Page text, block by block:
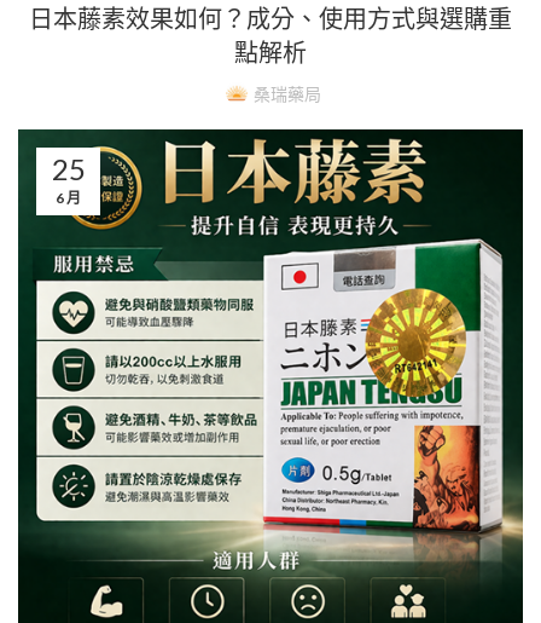
日本藤素效果如何？成分、使用方式與選購重
點解析
桑瑞藥局
25
6 月